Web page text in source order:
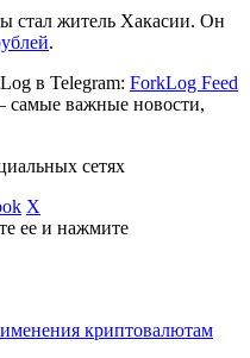
стал житель Хакасии. Он
.
в Telegram: ForkLog Feed
важные новости,
сетях
X
ее и нажмите
криптовалютам